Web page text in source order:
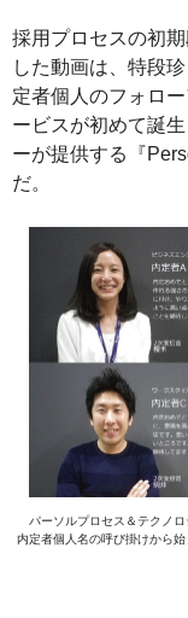
採用プロセスの初
した動画は、特段
定者個人のフォロ
ービスが初めて誕
ーが提供する『
だ。
パーソルプロセス＆テクノ
内定者個人名の呼び掛けから